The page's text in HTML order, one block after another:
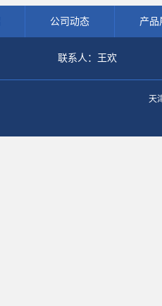
公司动态 产品
联系人：王欢
天